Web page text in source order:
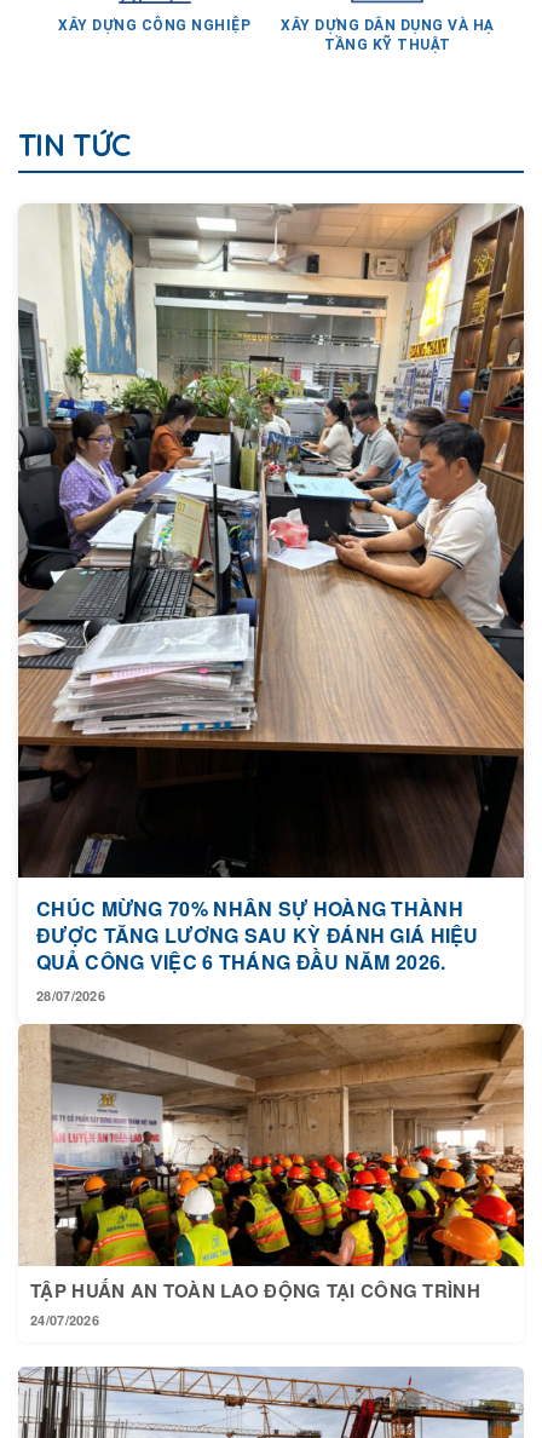
CHÚC MỪNG 70% NHÂN SỰ HOÀNG THÀNH
ĐƯỢC TĂNG LƯƠNG SAU KỲ ĐÁNH GIÁ HIỆU
QUẢ CÔNG VIỆC 6 THÁNG ĐẦU NĂM 2026.
28/07/2026
TẬP HUẤN AN TOÀN LAO ĐỘNG TẠI CÔNG TRÌNH
24/07/2026